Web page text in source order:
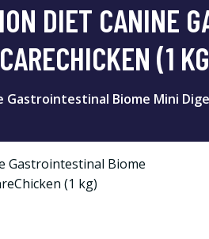
DIET CANINE
(1
Gastrointestinal Biome Mini